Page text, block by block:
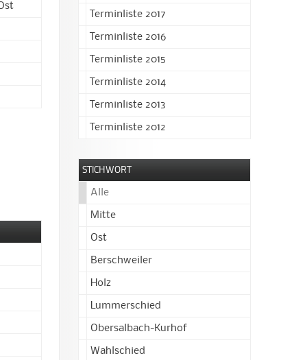
Terminliste 2017
Terminliste 2016
Terminliste 2015
Terminliste 2014
Terminliste 2013
Terminliste 2012
STICHWORT
Alle
Mitte
Ost
Berschweiler
Holz
Lummerschied
Obersalbach-Kurhof
Wahlschied